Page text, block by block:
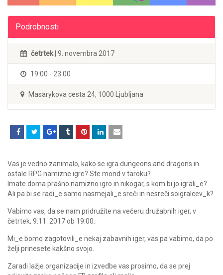
Podrobnosti
četrtek| 9. novembra 2017
19:00 - 23:00
Masarykova cesta 24, 1000 Ljubljana
Vas je vedno zanimalo, kako se igra dungeons and dragons in
ostale RPG namizne igre? Ste mond v taroku?
Imate doma prašno namizno igro in nikogar, s kom bi jo igrali_e?
Ali pa bi se radi_e samo nasmejali_e sreči in nesreči soigralcev_k?
Vabimo vas, da se nam pridružite na večeru družabnih iger, v
četrtek, 9.11. 2017 ob 19:00.
Mi_e bomo zagotovili_e nekaj zabavnih iger, vas pa vabimo, da po
želji prinesete kakšno svojo.
Zaradi lažje organizacije in izvedbe vas prosimo, da se prej